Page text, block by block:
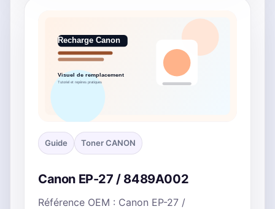
Guide Toner CANON
Canon EP-27 / 8489A002
Référence OEM : Canon EP-27 /